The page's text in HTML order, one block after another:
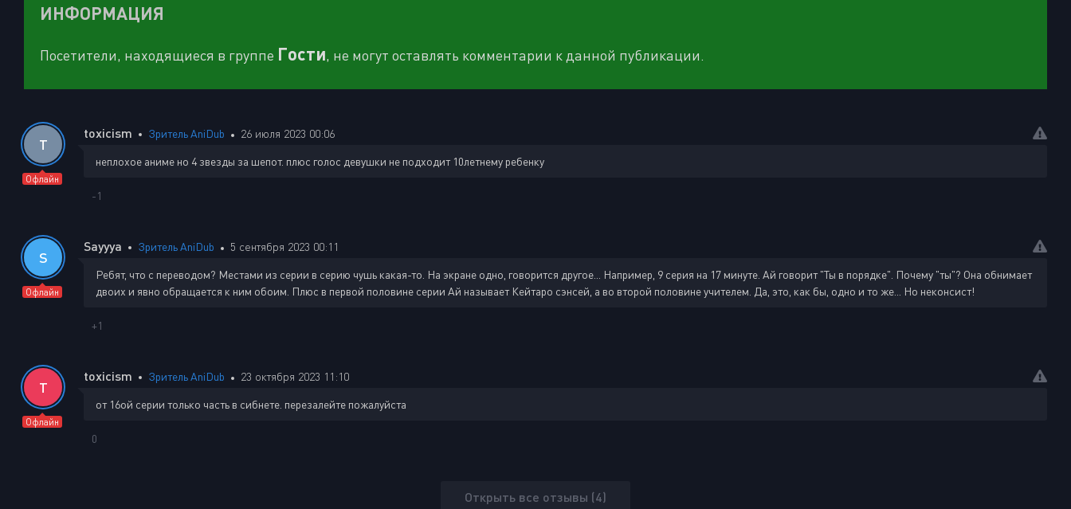
ИНФОРМАЦИЯ
Посетители, находящиеся в группе Гости, не могут оставлять комментарии к данной публикации.
T
Офлайн
toxicism Зритель AniDub 26 июля 2023 00:06
неплохое аниме но 4 звезды за шепот. плюс голос девушки не подходит 10летнему ребенку
-1
S
Офлайн
Sayyya Зритель AniDub 5 сентября 2023 00:11
Ребят, что с переводом? Местами из серии в серию чушь какая-то. На экране одно, говорится другое... Например, 9 серия на 17 минуте. Ай говорит "Ты в порядке". Почему "ты"? Она обнимает
двоих и явно обращается к ним обоим. Плюс в первой половине серии Ай называет Кейтаро сэнсей, а во второй половине учителем. Да, это, как бы, одно и то же... Но неконсист!
+1
T
Офлайн
toxicism Зритель AniDub 23 октября 2023 11:10
от 16ой серии только часть в сибнете. перезалейте пожалуйста
0
Открыть все отзывы (4)